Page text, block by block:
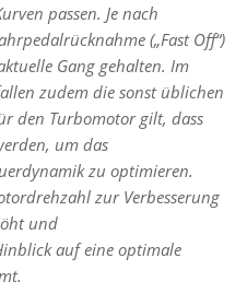
passen. Je nach
(„Fast Off“)
Gang gehalten. Im
zudem die sonst üblichen
den Turbomotor gilt, dass
um das
zu optimieren.
zur Verbesserung
und
auf eine optimale